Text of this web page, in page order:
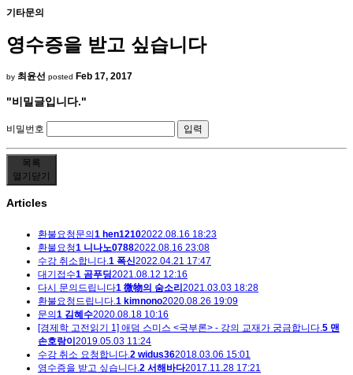
기타문의
영수증을 받고 싶습니다
by 최윤선 posted Feb 17, 2017
"비밀글입니다."
비밀번호
목록
열기 닫기
Articles
환불요청문의 1 hen12102022.08.16 18:23
환불요청1 니나노07882022.08.16 23:08
수강 취소합니다.1 폭신2022.04.21 17:47
대기접수1 곰푸딩2021.08.12 12:16
다시 문의드립니다1 微物의 숨소리 2021.03.03 18:28
환불요청드립니다.1 kimnono2020.08.26 19:09
문의 1 김혜수2020.08.18 10:16
[경제학 고전읽기 1] 애덤 스미스 <국부론> - 강의 교재가 궁금합니다.5 맨
손호랑이 2019.05.03 11:24
수강 취소 요청합니다.2 widus362018.03.06 15:01
영수증을 받고 싶습니다.2 서해바다2017.11.28 17:21